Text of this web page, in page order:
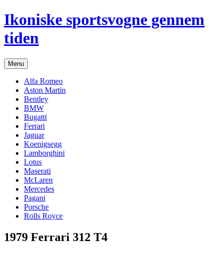
Hop
til
indhold
Ikoniske sportsvogne gennem
tiden
Menu
Alfa Romeo
Aston Martin
Bentley
BMW
Bugatti
Ferrari
Jaguar
Koenigsegg
Lamborghini
Lotus
Maserati
McLaren
Mercedes
Pagani
Porsche
Rolls Royce
1979 Ferrari 312 T4